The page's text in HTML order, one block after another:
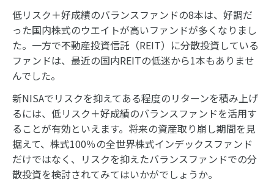
低リスク＋好成績のバランスファンドの8本は、好調だ
った国内株式のウエイトが高いファンドが多くなりまし
た。一方で不動産投資信託（REIT）に分散投資している
ファンドは、最近の国内REITの低迷から1本もありませ
んでした。
新NISAでリスクを抑えてある程度のリターンを積み上げ
るには、低リスク＋好成績のバランスファンドを活用す
ることが有効といえます。将来の資産取り崩し期間を見
据えて、株式100％の全世界株式インデックスファンド
だけではなく、リスクを抑えたバランスファンドでの分
散投資を検討されてみてはいかがでしょうか。